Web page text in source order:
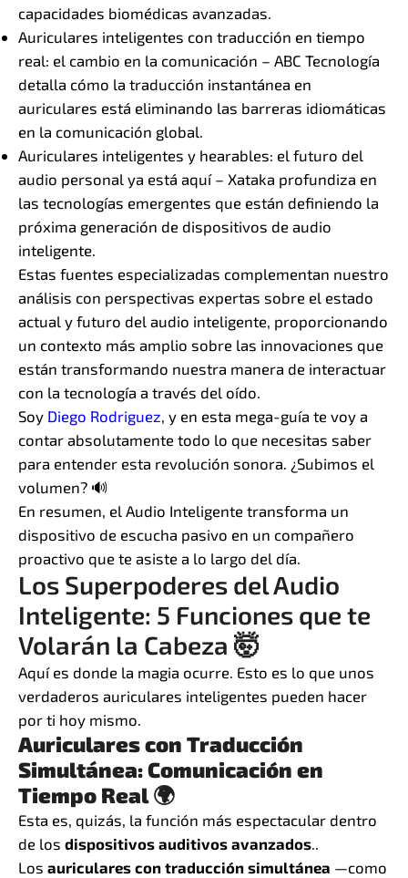
capacidades biomédicas avanzadas.
Auriculares inteligentes con traducción en tiempo
real: el cambio en la comunicación – ABC Tecnología
detalla cómo la traducción instantánea en
auriculares está eliminando las barreras idiomáticas
en la comunicación global.
Auriculares inteligentes y hearables: el futuro del
audio personal ya está aquí – Xataka profundiza en
las tecnologías emergentes que están definiendo la
próxima generación de dispositivos de audio
inteligente.
Estas fuentes especializadas complementan nuestro
análisis con perspectivas expertas sobre el estado
actual y futuro del audio inteligente, proporcionando
un contexto más amplio sobre las innovaciones que
están transformando nuestra manera de interactuar
con la tecnología a través del oído.
Soy Diego Rodriguez, y en esta mega-guía te voy a
contar absolutamente todo lo que necesitas saber
para entender esta revolución sonora. ¿Subimos el
volumen? 🔊
En resumen, el Audio Inteligente transforma un
dispositivo de escucha pasivo en un compañero
proactivo que te asiste a lo largo del día.
Los Superpoderes del Audio
Inteligente: 5 Funciones que te
Volarán la Cabeza 🤯
Aquí es donde la magia ocurre. Esto es lo que unos
verdaderos auriculares inteligentes pueden hacer
por ti hoy mismo.
Auriculares con Traducción
Simultánea: Comunicación en
Tiempo Real 🌍
Esta es, quizás, la función más espectacular dentro
de los dispositivos auditivos avanzados..
Los auriculares con traducción simultánea —como